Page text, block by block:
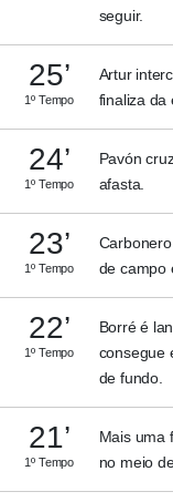
seguir.
25’
1º Tempo
Artur
finaliza da
24’
1º Tempo
Pavón
afasta.
23’
1º Tempo
de campo
22’
1º Tempo
Borré é
consegue
de fundo.
21’
1º Tempo
Mais uma
no meio